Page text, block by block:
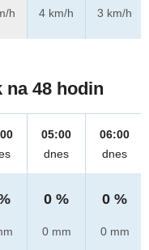
h
4 km/h
3 km/h
na 48 hodin
05:00
dnes
0 %
0 mm
06:00
dnes
0 %
0 mm